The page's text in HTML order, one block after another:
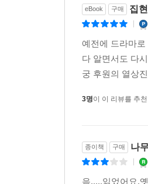
마방진, [지수귀문
강녕전 등 경복궁
언론 리뷰
사건을 풀어가는 데
eBook 구매 집
예전에 드라마
다 알면서도 다
궁 후원의 열상
3명이 이 리뷰를 추
종이책 구매 나
음.....읽었어요.